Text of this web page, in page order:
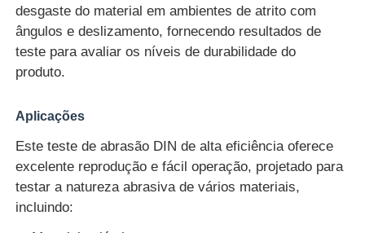
Fale Conosco
Pedir um orçamento
Equipamento de testes do laboratório
Câmara de Teste Ambiental
desgaste do material em ambientes de atrito com
ângulos e deslizamento, fornecendo resultados de
teste para avaliar os níveis de durabilidade do
produto.
Aplicações
Este teste de abrasão DIN de alta eficiência oferece
excelente reprodução e fácil operação, projetado para
testar a natureza abrasiva de vários materiais,
incluindo: